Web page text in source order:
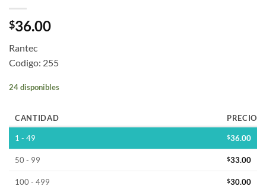
$36.00
Rantec
Codigo: 255
24 disponibles
CANTIDAD PRECIO
1 - 49 $36.00
50 - 99 $33.00
100 - 499 $30.00